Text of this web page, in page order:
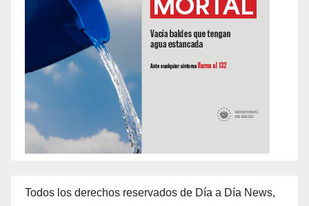
Todos los derechos reservados de Día a Día News,